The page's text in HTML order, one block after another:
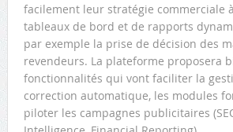
facilement leur stratégie commerciale
tableaux de bord et de rapports
par exemple la prise de décision des
revendeurs. La plateforme proposera
fonctionnalités qui vont faciliter la
correction automatique, les modules
piloter les campagnes publicitaires